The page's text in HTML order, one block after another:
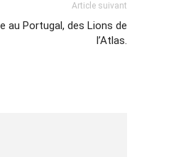
Article suivant
au Portugal, des Lions de
l’Atlas.